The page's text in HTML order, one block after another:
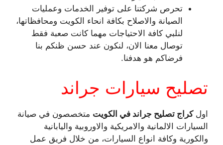
تحرص شركتنا على توفير الخدمات وعمليات
الصيانة والاصلاح بكافة انحاء الكويت ومحافظاتها،
لنلبي كافة الاحتياجات مهما كانت صعبة فقط
توصال معنا الان، لنكون عند حسن ظنكم بنا
فرضاكم هو هدفنا.
تصليح سيارات جراند
اولكراج تصليح جراند في الكويت متخصصون في صيانة
السيارات الالمانية والامريكية والاوروبية واليابانية
والكورية وكافة انواع السيارات، من خلال فريق عمل